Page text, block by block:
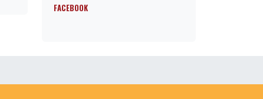
FACEBOOK